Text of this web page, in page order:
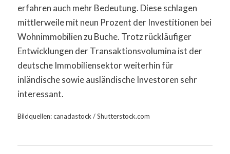
erfahren auch mehr Bedeutung. Diese schlagen
mittlerweile mit neun Prozent der Investitionen bei
Wohnimmobilien zu Buche. Trotz rückläufiger
Entwicklungen der Transaktionsvolumina ist der
deutsche Immobiliensektor weiterhin für
inländische sowie ausländische Investoren sehr
interessant.
Bildquellen: canadastock / Shutterstock.com